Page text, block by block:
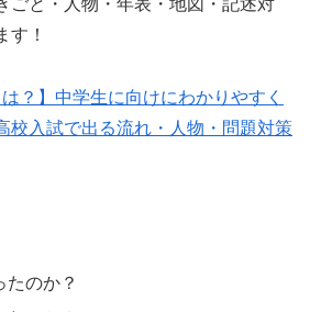
ごと・人物・年表・地図・記述対
す！
は？】中学生に向けにわかりやすく
校入試で出る流れ・人物・問題対策
たのか？